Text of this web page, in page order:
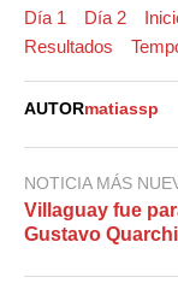
Día 1 Día 2
Resultados
AUTORmatiassp
NOTICIA MÁS
Villaguay fue
Gustavo